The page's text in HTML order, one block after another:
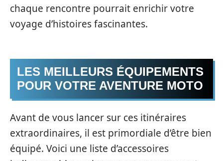
chaque rencontre pourrait enrichir votre
voyage d’histoires fascinantes.
LES MEILLEURS ÉQUIPEMENTS
POUR VOTRE AVENTURE MOTO
Avant de vous lancer sur ces itinéraires
extraordinaires, il est primordiale d’être bien
équipé. Voici une liste d’accessoires